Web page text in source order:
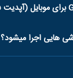
هایی اجرا میشود؟